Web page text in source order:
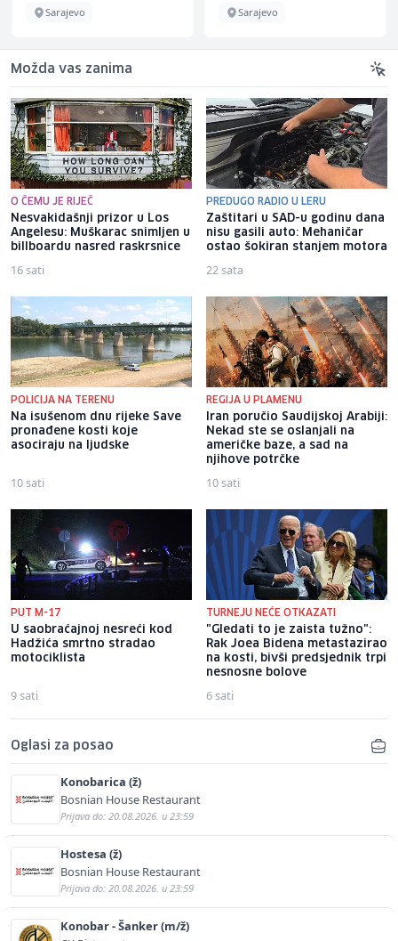
Sarajevo Sarajevo
Možda vas zanima
O ČEMU JE RIJEČ
Nesvakidašnji prizor u Los
Angelesu: Muškarac snimljen u
billboardu nasred raskrsnice
16 sati
PREDUGO RADIO U LERU
Zaštitari u SAD-u godinu dana
nisu gasili auto: Mehaničar
ostao šokiran stanjem motora
22 sata
POLICIJA NA TERENU
Na isušenom dnu rijeke Save
pronađene kosti koje
asociraju na ljudske
10 sati
REGIJA U PLAMENU
Iran poručio Saudijskoj Arabiji:
Nekad ste se oslanjali na
američke baze, a sad na
njihove potrčke
10 sati
PUT M-17
U saobraćajnoj nesreći kod
Hadžića smrtno stradao
motociklista
9 sati
TURNEJU NEĆE OTKAZATI
"Gledati to je zaista tužno":
Rak Joea Bidena metastazirao
na kosti, bivši predsjednik trpi
nesnosne bolove
6 sati
Oglasi za posao
Konobarica (ž)
Bosnian House Restaurant
Prijava do: 20.08.2026. u 23:59
Hostesa (ž)
Bosnian House Restaurant
Prijava do: 20.08.2026. u 23:59
Konobar - Šanker (m/ž)